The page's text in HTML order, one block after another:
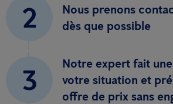
2
Nous prenons
dès que possible
3
Notre expert fait
votre situation et
offre de prix sans